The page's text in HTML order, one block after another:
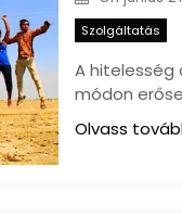
Szolgáltatás
A hitelesség
módon
Olvass